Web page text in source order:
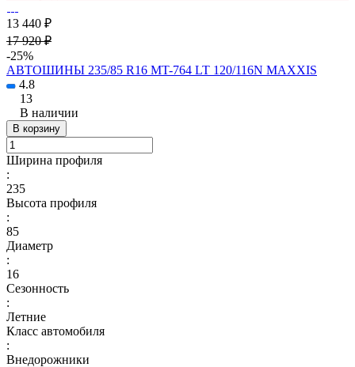
13 440 ₽
17 920 ₽
-25%
АВТОШИНЫ 235/85 R16 MT-764 LT 120/116N MAXXIS
4.8
13
В наличии
В корзину
Ширина профиля
:
235
Высота профиля
:
85
Диаметр
:
16
Сезонность
:
Летние
Класс автомобиля
:
Внедорожники